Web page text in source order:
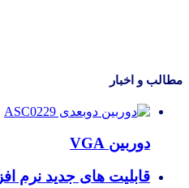
مطالب و اخبار
دوربین VGA
قابلیت های جدید نرم